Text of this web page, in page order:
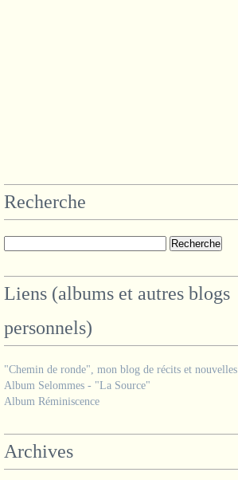
Recherche
Liens (albums et autres blogs
personnels)
"Chemin de ronde", mon blog de récits et nouvelles
Album Selommes - "La Source"
Album Réminiscence
Archives